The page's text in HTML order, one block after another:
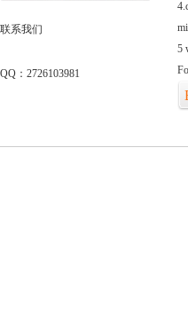
联系我们
QQ：2726103981
5